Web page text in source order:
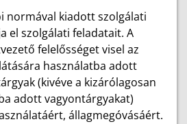
normával kiadott szolgálati
el szolgálati feladatait. A
felelősséget visel az
használatba adott
(kivéve a kizárólagosan
adott vagyontárgyakat)
állagmegóvásáért.